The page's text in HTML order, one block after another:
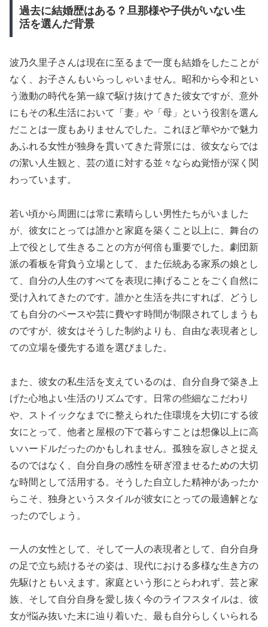
過去に結婚歴はある？旦那様や子供がいない生
活を選んだ背景
波乃久里子さんは現在に至るまで一度も結婚をしたことが
なく、お子さんもいらっしゃいません。昭和から令和とい
う激動の時代を第一線で駆け抜けてきた彼女ですが、意外
にもその私生活において「妻」や「母」という役割を選ん
だことは一度もありませんでした。これほど華やかで魅力
あふれる女性が独身を貫いてきた背景には、彼女ならでは
の潔い人生観と、芸の道に対する並々ならぬ覚悟が深く関
わっています。
若い頃から周囲には常に素晴らしい男性たちがいました
が、彼女にとっては誰かと家庭を築くこと以上に、舞台の
上で役として生きることの方が何倍も重要でした。劇団新
派の看板を背負う立場として、また伝統ある家系の娘とし
て、自分の人生のすべてを表現に捧げることをごく自然に
受け入れてきたのです。誰かと生活を共にすれば、どうし
ても自分のペースや芸に費やす時間が制限されてしまうも
のですが、彼女はそうした制約よりも、自由な表現者とし
ての立場を優先する道を選びました。
また、彼女の私生活を支えているのは、自分自身で築き上
げた心地よい生活のリズムです。日常の些細なこだわり
や、ストイックなまでに整えられた住環境を大切にする彼
女にとって、他者と屋根の下で暮らすことは想像以上に高
いハードルだったのかもしれません。孤独を寂しさと捉え
るのではなく、自分自身の感性を研ぎ澄ませるための大切
な時間として活用する。そうした自立した精神があったか
らこそ、独身というスタイルが彼女にとっての最適解とな
ったのでしょう。
一人の女性として、そして一人の表現者として、自分自身
の足で立ち続けるその姿は、現代における多様な生き方の
先駆けともいえます。家庭という形にとらわれず、芸と家
族、そして自分自身を愛し抜く今のライフスタイルは、彼
女が悩み抜いた末に辿り着いた、最も自分らしくいられる